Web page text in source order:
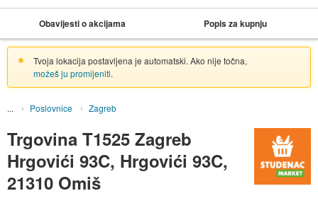
Obavijesti o akcijama Popis za kupnju
Tvoja lokacija postavljena je automatski. Ako nije točna,
možeš ju promijeniti.
Poslovnice Zagreb
Trgovina T1525 Zagreb
Hrgovići 93C, Hrgovići 93C,
21310 Omiš